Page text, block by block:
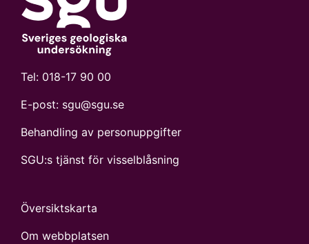
Tel: 018-17 90 00
E-post: sgu@sgu.se
Behandling av personuppgifter
SGU:s tjänst för visselblåsning
Översiktskarta
Om webbplatsen